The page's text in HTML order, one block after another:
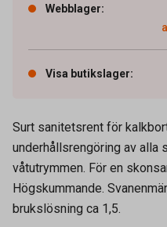
Webblager:
Visa butikslager:
Surt sanitetsrent för
underhållsrengöring av alla
våtutrymmen. För en
Högskummande.
brukslösning ca 1,5.
Artikelnummer
Volym